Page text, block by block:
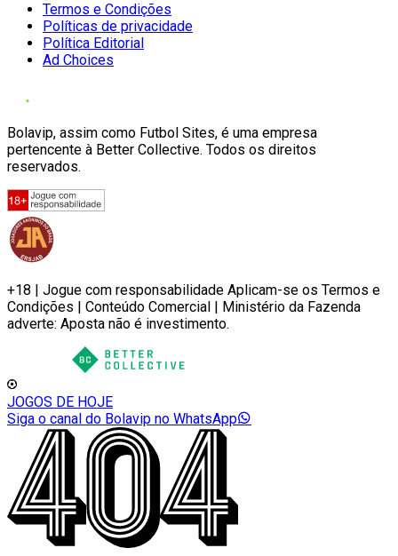
Termos e Condições
Políticas de privacidade
Política Editorial
Ad Choices
Bolavip, assim como Futbol Sites, é uma empresa
pertencente à Better Collective. Todos os direitos
reservados.
+18 | Jogue com responsabilidade Aplicam-se os Termos e
Condições | Conteúdo Comercial | Ministério da Fazenda
adverte: Aposta não é investimento.
JOGOS DE HOJE
Siga o canal do Bolavip no WhatsApp